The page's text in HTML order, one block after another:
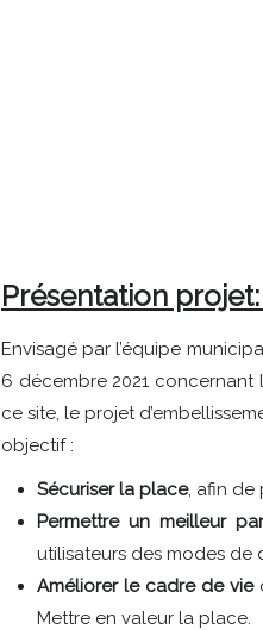
Présentation
Envisagé par l’équipe
6 décembre 2021
ce site, le projet
objectif :
Sécuriser la place, afin de
Permettre un meilleur
utilisateurs des modes de
Améliorer le cadre de vie
Mettre en valeur la place.